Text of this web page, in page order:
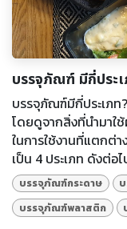
บรรจุภัณฑ์ มีกี่ประ
บรรจุภัณฑ์มีกี่ประเภท
โดยดูจากสิ่งที่นำมาใ
ในการใช้งานที่แตกต่
เป็น 4 ประเภท ดังต่อ
บรรจุภัณฑ์กระดาษ
บรรจุภัณฑ์พลาสติก